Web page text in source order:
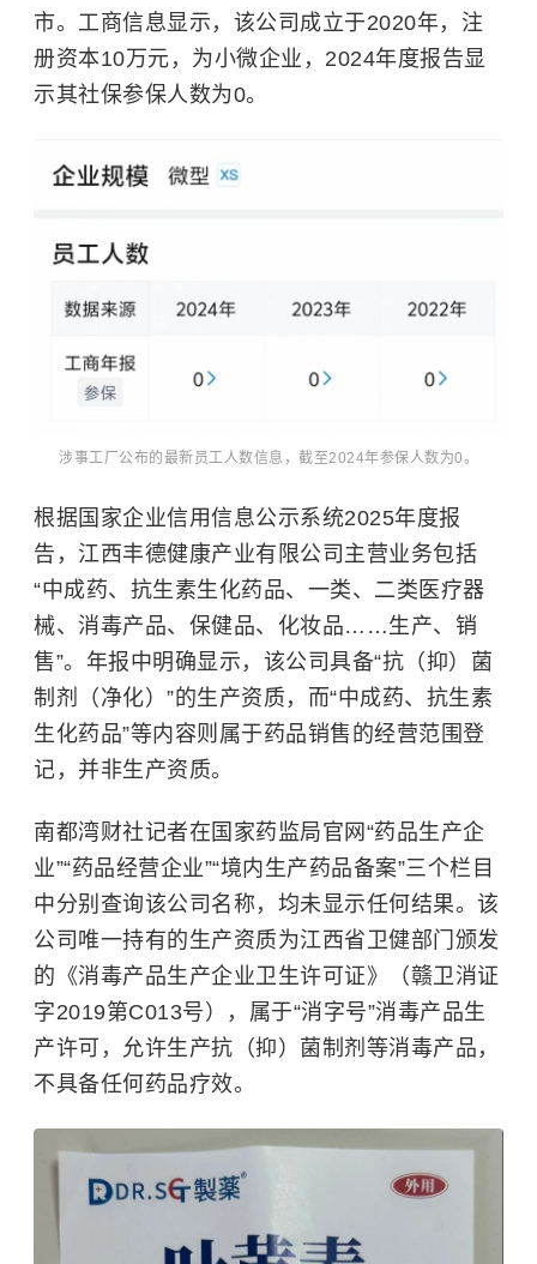
市。工商信息显示，该公司成立于2020年，注
册资本10万元，为小微企业，2024年度报告显
示其社保参保人数为0。
涉事工厂公布的最新员工人数信息，截至2024年参保人数为0。
根据国家企业信用信息公示系统2025年度报
告，江西丰德健康产业有限公司主营业务包括
“中成药、抗生素生化药品、一类、二类医疗器
械、消毒产品、保健品、化妆品……生产、销
售”。年报中明确显示，该公司具备“抗（抑）菌
制剂（净化）”的生产资质，而“中成药、抗生素
生化药品”等内容则属于药品销售的经营范围登
记，并非生产资质。
南都湾财社记者在国家药监局官网“药品生产企
业”“药品经营企业”“境内生产药品备案”三个栏目
中分别查询该公司名称，均未显示任何结果。该
公司唯一持有的生产资质为江西省卫健部门颁发
的《消毒产品生产企业卫生许可证》（赣卫消证
字2019第C013号），属于“消字号”消毒产品生
产许可，允许生产抗（抑）菌制剂等消毒产品，
不具备任何药品疗效。